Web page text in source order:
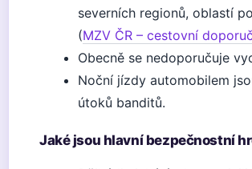
severních regionů, oblastí
(MZV ČR – cestovní
Obecně se nedoporučuje
Noční jízdy automobilem
útoků banditů.
Jaké jsou hlavní bezpečnostní